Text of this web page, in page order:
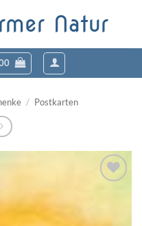
Natur
/ Postkarten
Wunschzettel
hinzufügen